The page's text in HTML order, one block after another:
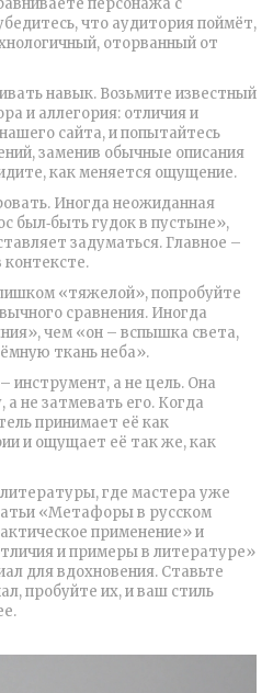
персонажа с
что аудитория поймёт,
оторванный от
навык. Возьмите известный
и аллегория: отличия и
сайта, и попытайтесь
заменив обычные описания
как меняется ощущение.
Иногда неожиданная
был‑быть гудок в пустыне»,
задуматься. Главное –
контексте.
«тяжелой», попробуйте
сравнения. Иногда
чем «он – вспышка света,
ткань неба».
инструмент, а не цель. Она
а не затмевать его. Когда
принимает её как
и ощущает её так же, как
где мастера уже
«Метафоры в русском
применение» и
и примеры в литературе»
для вдохновения. Ставьте
пробуйте их, и ваш стиль